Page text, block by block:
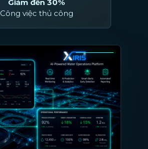
Giảm đến 30%
Công việc thủ công